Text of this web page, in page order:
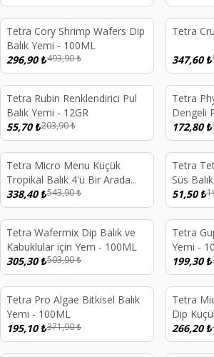
%40
Tetra Cory Shrimp Wafers Dip
Balık Yemi - 100ML
296,90₺493,90₺
%37
Tetra
347,60₺
%73
Tetra Rubin Renklendirici Pul
Balık Yemi - 12GR
55,70₺203,90₺
%50
Tetra
Dengeli
172,80₺
%38
Tetra Micro Menu Küçük
Tropikal Balık 4'ü Bir Arada
Yem Karışımı - 100ML
338,40₺543,90₺
%74
Tetra
Süs
51,50₺
%39
Tetra Wafermix Dip Balık ve
Kabuklular için Yem - 100ML
305,30₺503,90₺
%47
Sold out
Tetra
Yemi -
İçin Pul
199,30₺
%48
out
Tetra Pro Algae Bitkisel Balık
Yemi - 100ML
195,10₺371,90₺
%42
Sold out
Tetra
Dip
266,20₺
out Sold out